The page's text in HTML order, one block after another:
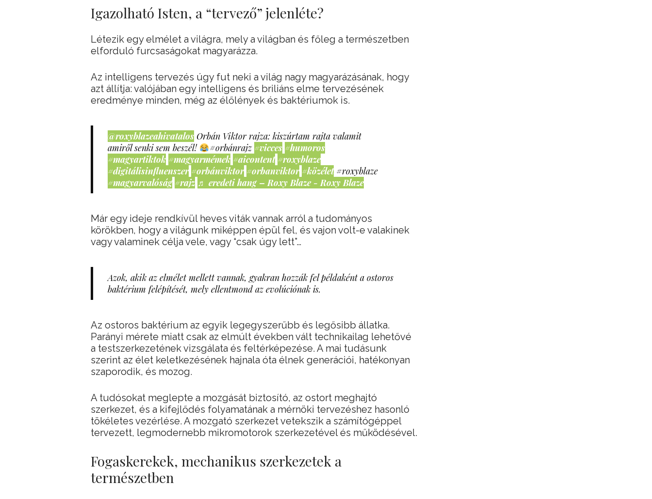
Igazolható Isten, a “tervező” jelenléte?
Létezik egy elmélet a világra, mely a világban és főleg a természetben
elforduló furcsaságokat magyarázza.
Az intelligens tervezés úgy fut neki a világ nagy magyarázásának, hogy
azt állítja: valójában egy intelligens és briliáns elme tervezésének
eredménye minden, még az élőlények és baktériumok is.
@roxyblazeahivatalos Orbán Viktor rajza: kiszúrtam rajta valamit
amiről senki sem beszél!
#orbánrajz #vicces #humoros
#magyartiktok #magyarmémek #aicontent #roxyblaze
#digitálisinfluenszer #orbánviktor #orbanviktor #közélet #roxyblaze
#magyarvalóság #rajz ♬ eredeti hang – Roxy Blaze - Roxy Blaze
Már egy ideje rendkívül heves viták vannak arról a tudományos
körökben, hogy a világunk miképpen épül fel, és vajon volt-e valakinek
vagy valaminek célja vele, vagy “csak úgy lett”…
Azok, akik az elmélet mellett vannak, gyakran hozzák fel példaként a ostoros
baktérium felépítését, mely ellentmond az evolúciónak is.
Az ostoros baktérium az egyik legegyszerűbb és legősibb állatka.
Parányi mérete miatt csak az elmúlt években vált technikailag lehetővé
a testszerkezetének vizsgálata és feltérképezése. A mai tudásunk
szerint az élet keletkezésének hajnala óta élnek generációi, hatékonyan
szaporodik, és mozog.
A tudósokat meglepte a mozgását biztosító, az ostort meghajtó
szerkezet, és a kifejlődés folyamatának a mérnöki tervezéshez hasonló
tökéletes vezérlése. A mozgató szerkezet vetekszik a számítógéppel
tervezett, legmodernebb mikromotorok szerkezetével és működésével.
Fogaskerekek, mechanikus szerkezetek a
természetben